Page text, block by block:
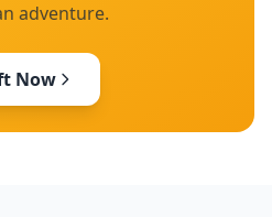
adventure.
Now